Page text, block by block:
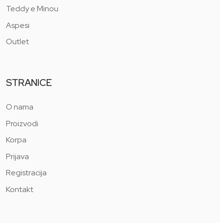
Teddy e Minou
Aspesi
Outlet
STRANICE
O nama
Proizvodi
Korpa
Prijava
Registracija
Kontakt